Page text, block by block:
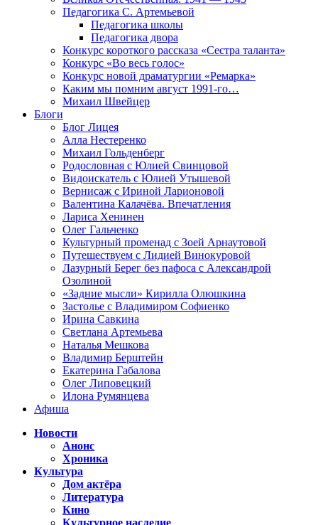
Педагогика С. Артемьевой
Педагогика школы
Педагогика двора
Конкурс короткого рассказа «Сестра таланта»
Конкурс «Во весь голос»
Конкурс новой драматургии «Ремарка»
Каким мы помним август 1991-го…
Михаил Швейцер
Блоги
Блог Лицея
Алла Нестеренко
Михаил Гольденберг
Родословная с Юлией Свинцовой
Видоискатель с Юлией Утышевой
Вернисаж с Ириной Ларионовой
Валентина Калачёва. Впечатления
Лариса Хенинен
Олег Гальченко
Культурный променад с Зоей Арнаутовой
Путешествуем с Лидией Винокуровой
Лазурный Берег без пафоса с Александрой
Озолиной
«Задние мысли» Кирилла Олюшкина
Застолье с Владимиром Софиенко
Ирина Савкина
Светлана Артемьева
Наталья Мешкова
Владимир Берштейн
Екатерина Габалова
Олег Липовецкий
Илона Румянцева
Афиша
Новости
Анонс
Хроника
Культура
Дом актёра
Литература
Кино